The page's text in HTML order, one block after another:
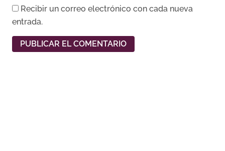
Recibir un correo electrónico con cada nueva
entrada.